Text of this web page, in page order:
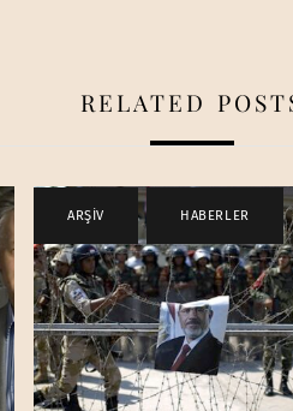
RELATED
ARŞİV , HABERLER